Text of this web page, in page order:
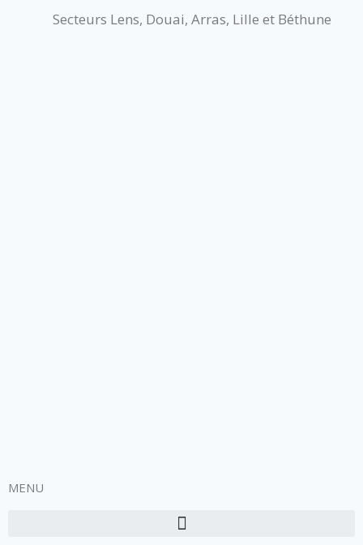
Secteurs Lens, Douai, Arras, Lille et Béthune
MENU